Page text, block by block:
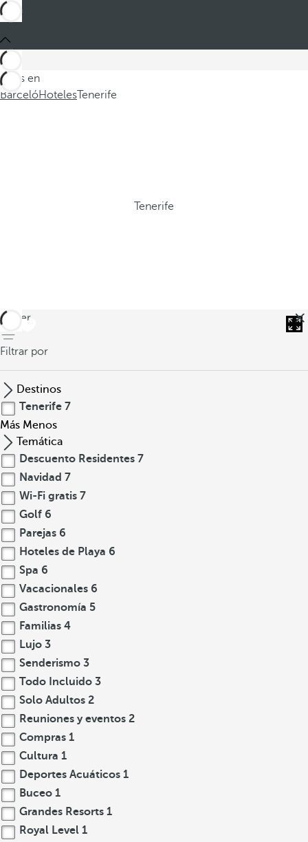
Estás en
BarcelóHotelesTenerife
Tenerife
volver
Filtrar por
Destinos
Tenerife 7
Más Menos
Temática
Descuento Residentes 7
Navidad 7
Wi-Fi gratis 7
Golf 6
Parejas 6
Hoteles de Playa 6
Spa 6
Vacacionales 6
Gastronomía 5
Familias 4
Lujo 3
Senderismo 3
Todo Incluido 3
Solo Adultos 2
Reuniones y eventos 2
Compras 1
Cultura 1
Deportes Acuáticos 1
Buceo 1
Grandes Resorts 1
Royal Level 1